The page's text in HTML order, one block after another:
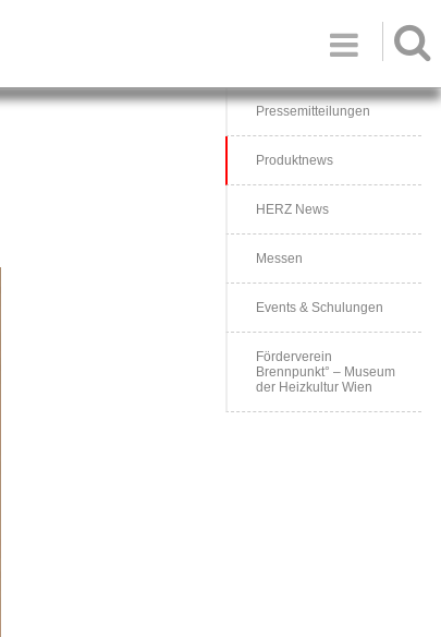

Pressemitteilungen
Produktnews
HERZ News
Messen
Events & Schulungen
Förderverein
Brennpunkt° – Museum
der Heizkultur Wien